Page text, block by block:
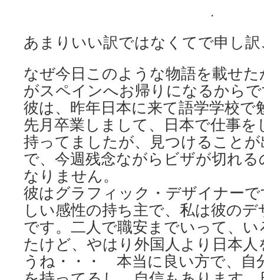
.
あまりいい訳ではなくてで申し
なぜ今日このような物語を載せ
がスペインへお帰りになるから
彼は、昨年日本に来て語学学校で
先月卒業しまして、日本で仕事
持ってましたが、見つけること
で、今週残念ながらビザが切れ
なりません。
彼はグラフィック・デザイナー
しい感性の持ち主で、私は彼の
です。二人で職安までいって、
たけど、やはり外国人より日本
うね・・・ 本当に良い方で、自